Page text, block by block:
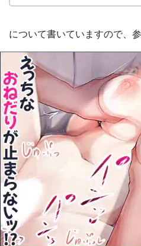
について書いていますので、